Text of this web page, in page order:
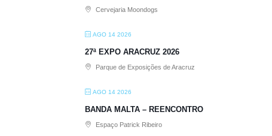
Cervejaria Moondogs
AGO 14 2026
27ª EXPO ARACRUZ 2026
Parque de Exposições de Aracruz
AGO 14 2026
BANDA MALTA – REENCONTRO
Espaço Patrick Ribeiro